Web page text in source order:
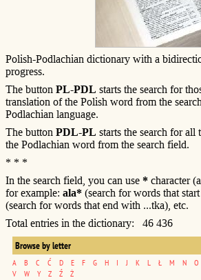
Polish-Podlachian dictionary with a
progress.
The button PL-PDL starts the search for
translation of the Polish word from the
Podlachian language.
The button PDL-PL starts the search for all
the Podlachian word from the search field.
* * *
In the search field, you can use * character
for example: ala* (search for words that
(search for words that end with ...tka), etc.
Total entries in the dictionary: 46 436
Browse by letter
A B C Ć D E F G H I J K L Ł M N O
V
W Y Z Ź Ż